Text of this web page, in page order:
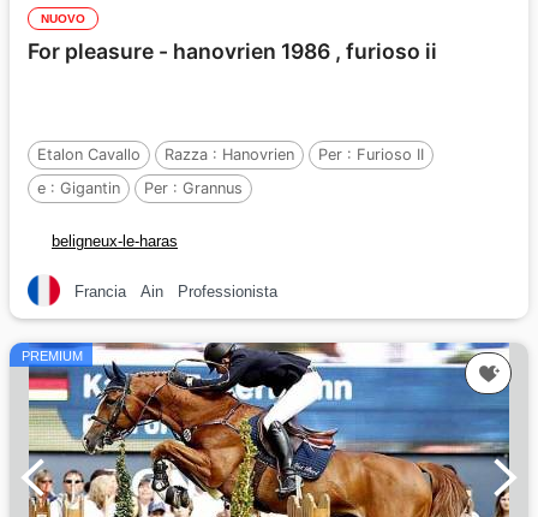
NUOVO
For pleasure - hanovrien 1986 , furioso ii
Etalon Cavallo Razza : Hanovrien Per : Furioso II
e : Gigantin Per : Grannus
beligneux-le-haras
Francia Ain Professionista
PREMIUM